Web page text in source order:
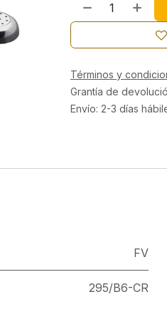
Términos y
Grantía de
Envío: 2-3 días
FV
295/B6-CR